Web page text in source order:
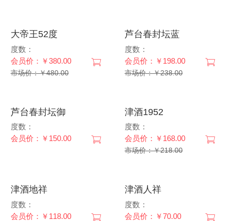
大帝王52度
度数：
会员价：￥380.00
市场价：￥480.00
芦台春封坛蓝
度数：
会员价：￥198.00
市场价：￥238.00
芦台春封坛御
度数：
会员价：￥150.00
津酒1952
度数：
会员价：￥168.00
市场价：￥218.00
津酒地祥
度数：
会员价：￥118.00
津酒人祥
度数：
会员价：￥70.00